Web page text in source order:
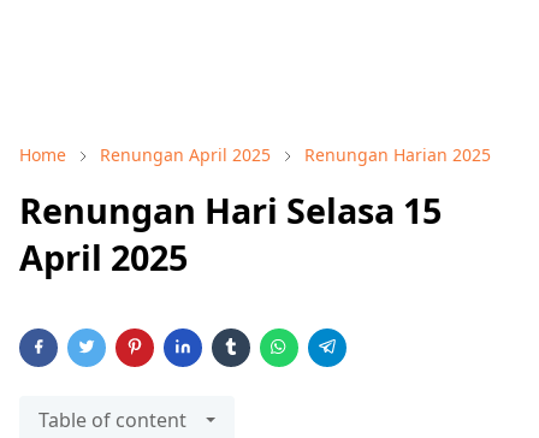
Home Renungan April 2025 Renungan Harian 2025
Renungan Hari Selasa 15
April 2025
Table of content